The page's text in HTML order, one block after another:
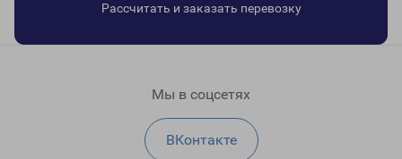
Рассчитать и заказать перевозку
Мы в соцсетях
ВКонтакте